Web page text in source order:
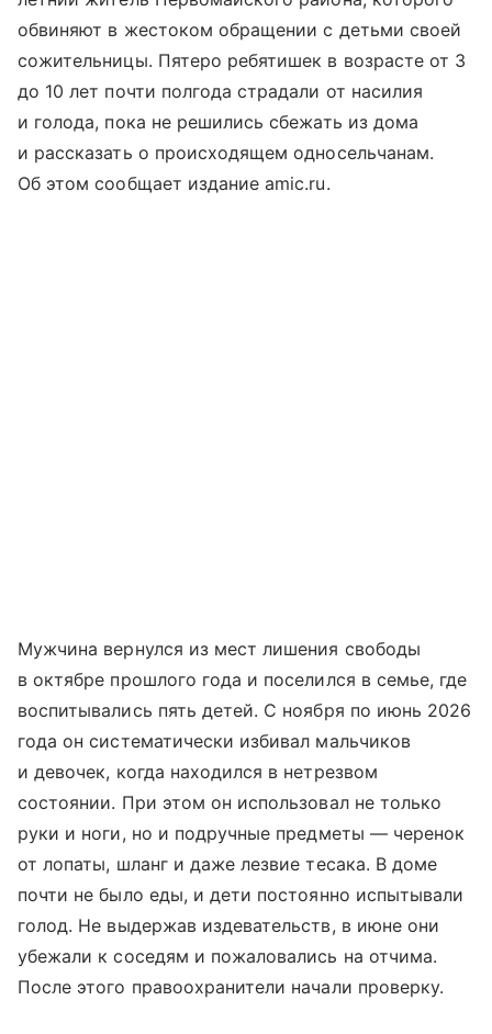
обвиняют в жестоком обращении с детьми своей
сожительницы. Пятеро ребятишек в возрасте от 3
до 10 лет почти полгода страдали от насилия
и голода, пока не решились сбежать из дома
и рассказать о происходящем односельчанам.
Об этом сообщает издание amic.ru.
Мужчина вернулся из мест лишения свободы
в октябре прошлого года и поселился в семье, где
воспитывались пять детей. С ноября по июнь 2026
года он систематически избивал мальчиков
и девочек, когда находился в нетрезвом
состоянии. При этом он использовал не только
руки и ноги, но и подручные предметы — черенок
от лопаты, шланг и даже лезвие тесака. В доме
почти не было еды, и дети постоянно испытывали
голод. Не выдержав издевательств, в июне они
убежали к соседям и пожаловались на отчима.
После этого правоохранители начали проверку.